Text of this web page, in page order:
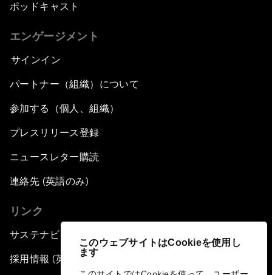
このウェブサイトはCookieを使用し
ます
ポッドキャスト
エンゲージメント
サインイン
パートナー（組織）について
参加する（個人、組織）
プレスリリース登録
ニュースレター購読
連絡先 (英語のみ)
リンク
サステナビリティへの取り組み
採用情報 (英語のみ)